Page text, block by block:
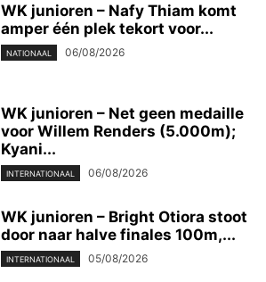
WK junioren – Nafy Thiam komt
amper één plek tekort voor...
NATIONAAL 06/08/2026
WK junioren – Net geen medaille
voor Willem Renders (5.000m);
Kyani...
INTERNATIONAAL 06/08/2026
WK junioren – Bright Otiora stoot
door naar halve finales 100m,...
INTERNATIONAAL 05/08/2026